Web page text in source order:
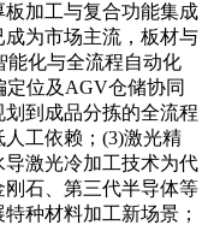
加工与复合功能集成
为市场主流，板材与
能化与全流程自动化
位及AGV仓储协同
到成品分拣的全流程
工依赖；(3)激光精
激光冷加工技术为代
石、第三代半导体等
种材料加工新场景；